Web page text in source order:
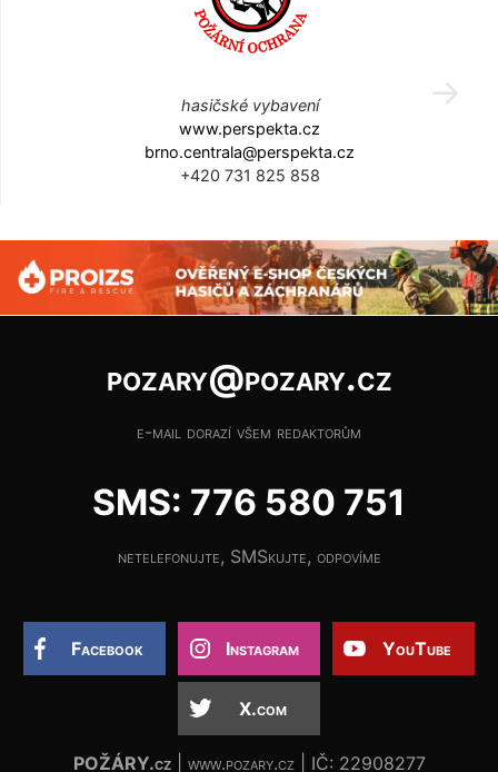
hasičské vybavení
www.perspekta.cz
brno.centrala@perspekta.cz
+420 731 825 858
pozary@pozary.cz
e-mail dorazí všem redaktorům
SMS: 776 580 751
netelefonujte, SMSkujte, odpovíme
Facebook Instagram YouTube
X.com
POŽÁRY.cz| www.pozary.cz | IČ: 22908277